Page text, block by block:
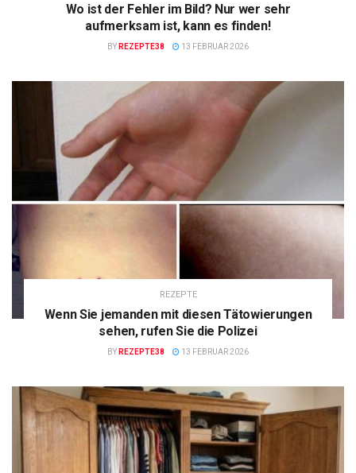
Wo ist der Fehler im Bild? Nur wer sehr
aufmerksam ist, kann es finden!
BY REZEPTE38 13 FEBRUAR 2026
REZEPTE
Wenn Sie jemanden mit diesen Tätowierungen
sehen, rufen Sie die Polizei
BY REZEPTE38 13 FEBRUAR 2026